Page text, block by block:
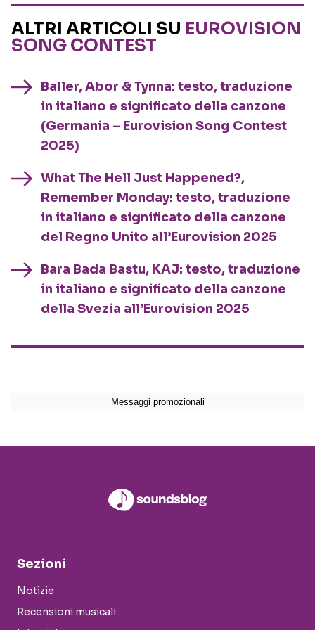
ALTRI ARTICOLI SU EUROVISION
SONG CONTEST
Baller, Abor & Tynna: testo, traduzione
in italiano e significato della canzone
(Germania – Eurovision Song Contest
2025)
What The Hell Just Happened?,
Remember Monday: testo, traduzione
in italiano e significato della canzone
del Regno Unito all’Eurovision 2025
Bara Bada Bastu, KAJ: testo, traduzione
in italiano e significato della canzone
della Svezia all’Eurovision 2025
Sezioni
Notizie
Recensioni musicali